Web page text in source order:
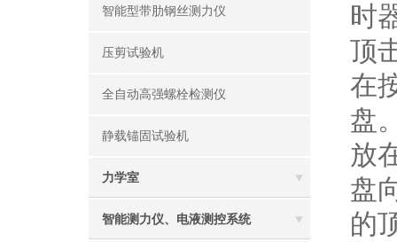
智能型带肋钢丝测力仪
压剪试验机
全自动高强螺栓检测仪
静载锚固试验机
力学室
智能测力仪、电液测控系统
时
顶
在
盘
放
盘
的